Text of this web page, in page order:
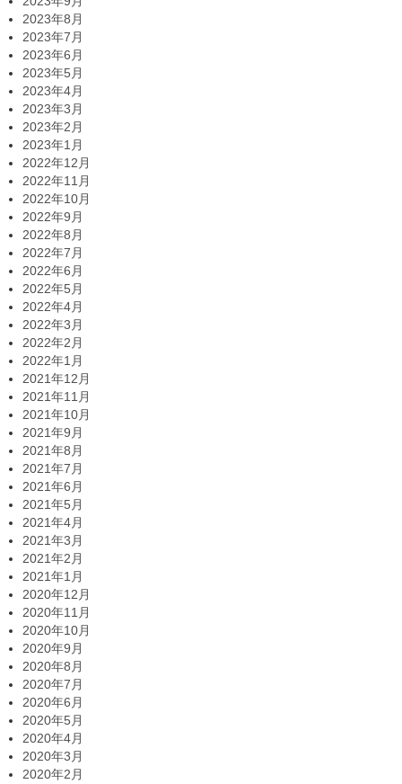
2023年8月
2023年7月
2023年6月
2023年5月
2023年4月
2023年3月
2023年2月
2023年1月
2022年12月
2022年11月
2022年10月
2022年9月
2022年8月
2022年7月
2022年6月
2022年5月
2022年4月
2022年3月
2022年2月
2022年1月
2021年12月
2021年11月
2021年10月
2021年9月
2021年8月
2021年7月
2021年6月
2021年5月
2021年4月
2021年3月
2021年2月
2021年1月
2020年12月
2020年11月
2020年10月
2020年9月
2020年8月
2020年7月
2020年6月
2020年5月
2020年4月
2020年3月
2020年2月